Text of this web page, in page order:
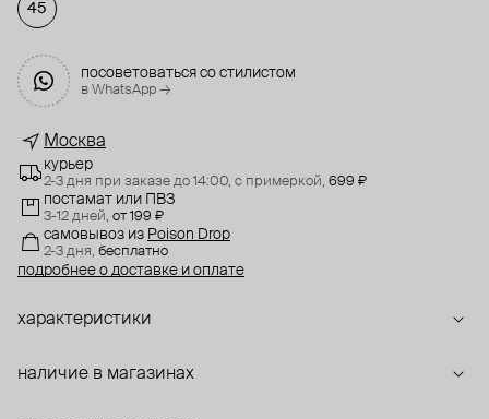
45
посоветоваться со стилистом
в WhatsApp →
Москва
курьер
2-3 дня при заказе до 14:00, с примеркой, 699 ₽
постамат или ПВЗ
3-12 дней, от 199 ₽
самовывоз из Poison Drop
2-3 дня, бесплатно
подробнее о доставке и оплате
характеристики
наличие в магазинах